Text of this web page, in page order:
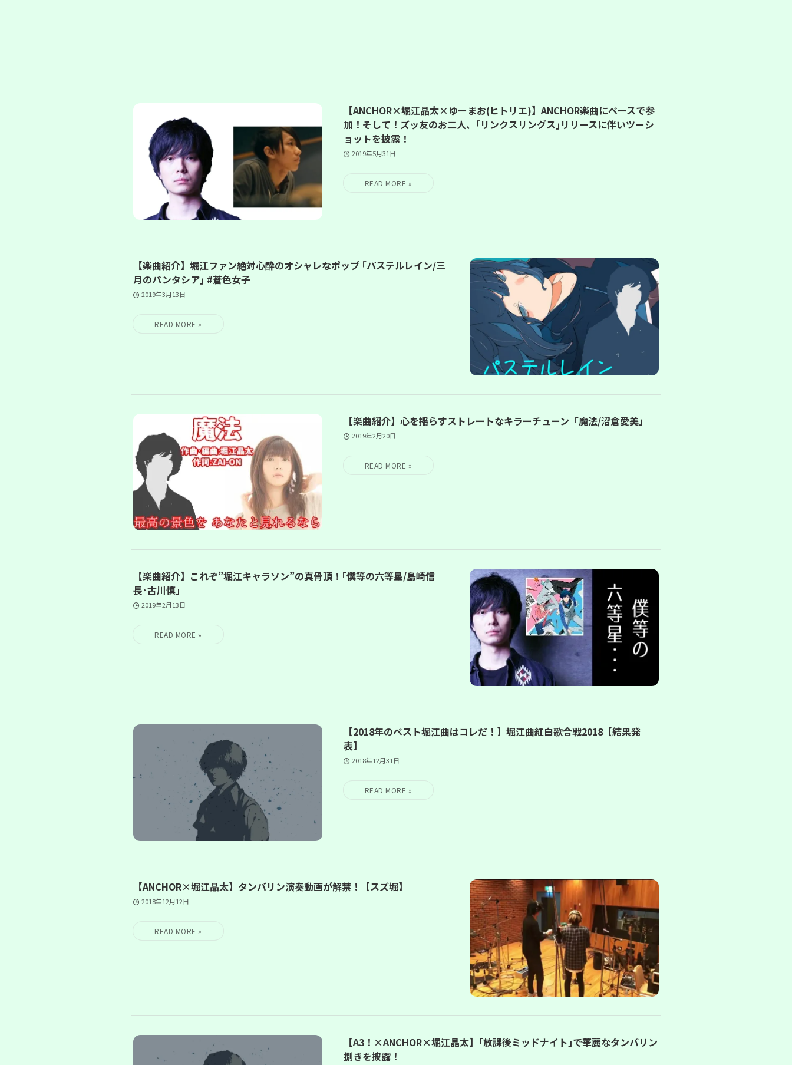
【ANCHOR×堀江晶太×ゆーまお(ヒトリエ)】ANCHOR楽曲にベースで参
加！そして！ズッ友のお二人、｢リンクスリングス｣リリースに伴いツーシ
ョットを披露！
2019年5月31日
【楽曲紹介】堀江ファン絶対心酔のオシャレなポップ ｢パステルレイン/三
月のパンタシア｣ #蒼色女子
2019年3月13日
【楽曲紹介】心を揺らすストレートなキラーチューン「魔法/沼倉愛美」
2019年2月20日
【楽曲紹介】これぞ”堀江キャラソン”の真骨頂！｢僕等の六等星/島崎信
長･古川慎｣
2019年2月13日
【2018年のベスト堀江曲はコレだ！】堀江曲紅白歌合戦2018【結果発
表】
2018年12月31日
【ANCHOR×堀江晶太】タンバリン演奏動画が解禁！【スズ堀】
2018年12月12日
【A3！×ANCHOR×堀江晶太】｢放課後ミッドナイト｣で華麗なタンバリン
捌きを披露！